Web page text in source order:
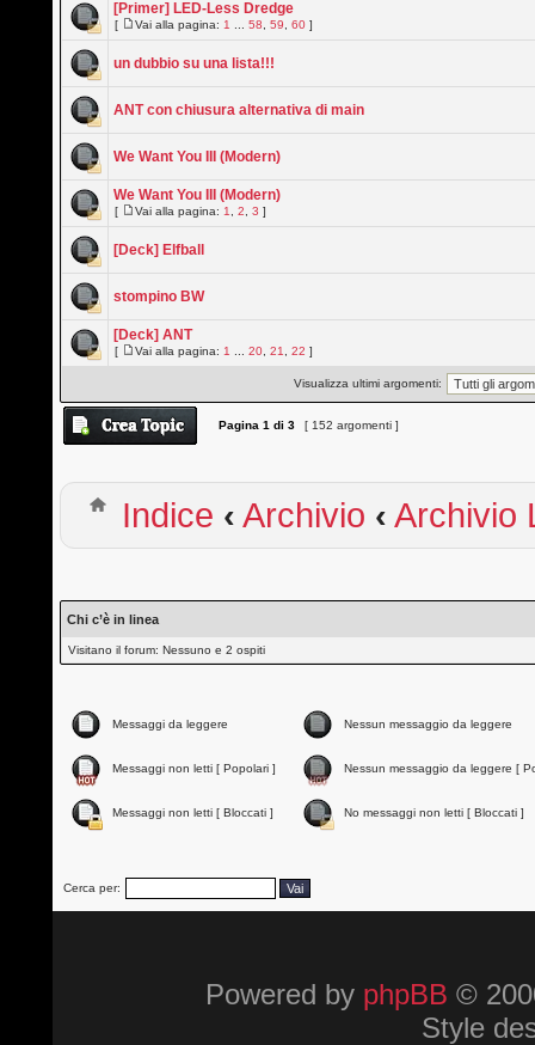
[Primer] LED-Less Dredge
[ Vai alla pagina: 1 ...58 ,59 ,60 ]
un dubbio su una lista!!!
ANT con chiusura alternativa di main
We Want You III (Modern)
We Want You III (Modern)
[ Vai alla pagina: 1 ,2 ,3 ]
[Deck] Elfball
stompino BW
[Deck] ANT
[ Vai alla pagina: 1 ...20 ,21 ,22 ]
Visualizza ultimi argomenti:
Pagina1 di3 [ 152 argomenti ]
Indice ‹ Archivio ‹ Archivio
Chi c’è in linea
Visitano il forum: Nessuno e 2 ospiti
Messaggi da leggere Nessun messaggio da leggere
Messaggi non letti [ Popolari ] Nessun messaggio da leggere [
Messaggi non letti [ Bloccati ] No messaggi non letti [ Bloccati ]
Cerca per:
Powered by phpBB ©
Style